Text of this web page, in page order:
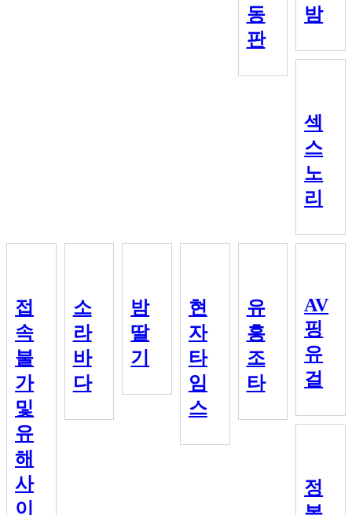
동
판
밤
섹
스
노
리
접
속
불
가
및
유
해
사
이
소
라
바
다
밤
딸
기
현
자
타
임
스
유
흥
조
타
AV
핑
유
걸
정